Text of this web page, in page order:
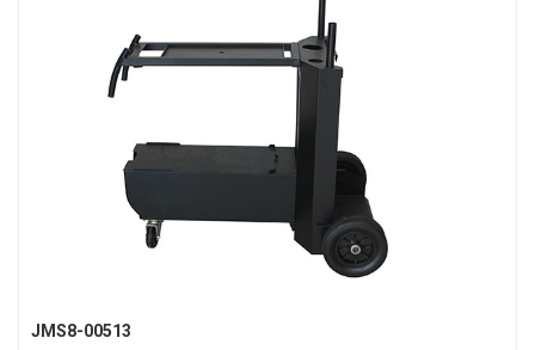
JMS8-00513